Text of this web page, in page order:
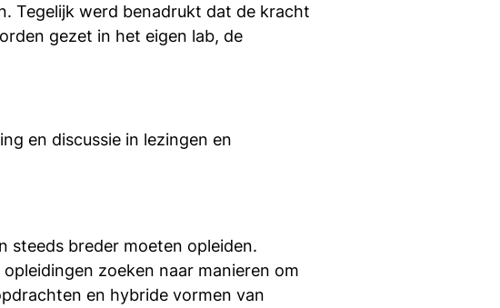
Tegelijk werd benadrukt dat de kracht
gezet in het eigen lab, de
en discussie in lezingen en
steeds breder moeten opleiden.
zoeken naar manieren om
en hybride vormen van